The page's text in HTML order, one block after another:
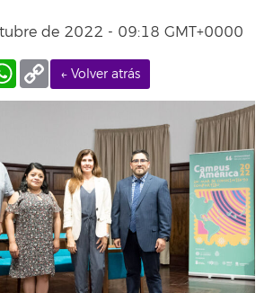
de 2022 - 09:18 GMT+0000
← Volver atrás
WhatsApp
Copy
Link